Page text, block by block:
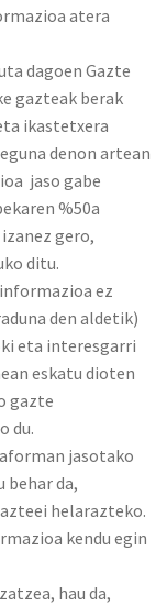
atera
dagoen Gazte
gazteak berak
ikastetxera
denon artean
jaso gabe
%50a
gero,
ditu.
ez
den aldetik)
eta interesgarri
eskatu dioten
gazte
du.
jasotako
da,
helarazteko.
kendu egin
hau da,